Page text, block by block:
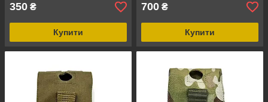
350 ₴
Купити
700 ₴
Купити